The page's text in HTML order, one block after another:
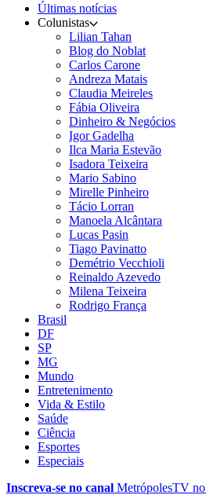
Últimas notícias
Colunistas
Lilian Tahan
Blog do Noblat
Carlos Carone
Andreza Matais
Claudia Meireles
Fábia Oliveira
Dinheiro & Negócios
Igor Gadelha
Ilca Maria Estevão
Isadora Teixeira
Mario Sabino
Mirelle Pinheiro
Tácio Lorran
Manoela Alcântara
Lucas Pasin
Tiago Pavinatto
Demétrio Vecchioli
Reinaldo Azevedo
Milena Teixeira
Rodrigo França
Brasil
DF
SP
MG
Mundo
Entretenimento
Vida & Estilo
Saúde
Ciência
Esportes
Especiais
Inscreva-se no canal MetrópolesTV no